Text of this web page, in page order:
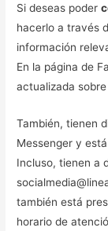
Si deseas poder
hacerlo a través
información
En la página de
actualizada
También, tienen
Messenger y
Incluso, tienen a
también está
horario de